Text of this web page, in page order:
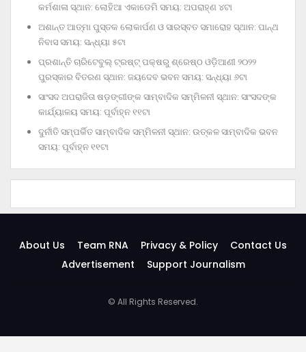
କର୍ମଶାଳା ସ୍ଥାନ: ଲୋହିଆ ଏକାଡେମି ସମୟ: ଅପରାହ୍‌ଣ ୪ଟା
ଅଶାନ୍ତ ଆତ୍ମା ପୁସ୍ତକ ଲୋକାର୍ପଣ ଓ ସାରସ୍ବତ ସମାରୋହ ସ୍ଥାନ: ପାନ୍ଥ
ନିବାସ ସମୟ: ସନ୍ଧ୍ୟା ୫ଟା
ପ୍ରଶାନ୍ତି ଚାରିଟେବୁଲ୍‌ ଟ୍ରଷ୍ଟ୍‌ ପକ୍ଷରୁ ଶ୍ରେଷ୍ଠ ଓଡ଼ିଆଣୀ ୨୦୨୨
ପୁରସ୍କାର ବିତରଣ ସ୍ଥାନ: ଜୟଦେବ ଭବନ ସମୟ: ସନ୍ଧ୍ୟା ୬ଟା
ସାଂସଦ ଅପରାଜିତା ଷଡ଼ଙ୍ଗୀଙ୍କ ସାମ୍ବାଦିକ ସମ୍ମିଳନୀ ସ୍ଥାନ: ସାଂସଦଙ୍କ
କାର୍ଯ୍ୟାଳୟ ସମୟ: ପୂର୍ବାହ୍ନ ୧୧ଟା
ଦୁର୍ନୀତି ସମ୍ପର୍କିତ ସାମ୍ବାଦିକ ସମ୍ମିଳନୀ ସ୍ଥାନ: ଉତ୍କଳ ସାମ୍ବାଦିକ ଭବନ
ସମୟ: ପୂର୍ବାହ୍ନ ୧୧ଟା
About Us Team RNA Privacy & Policy
Contact Us
Advertisement
Support Journalism
© All Rights Reserved.